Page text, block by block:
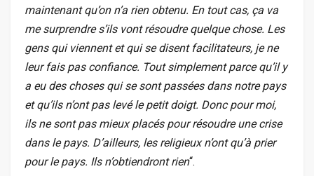
maintenant qu’on n’a rien obtenu. En tout cas, ça va
me surprendre s’ils vont résoudre quelque chose. Les
gens qui viennent et qui se disent facilitateurs, je ne
leur fais pas confiance. Tout simplement parce qu’il y
a eu des choses qui se sont passées dans notre pays
et qu’ils n’ont pas levé le petit doigt. Donc pour moi,
ils ne sont pas mieux placés pour résoudre une crise
dans le pays. D’ailleurs, les religieux n’ont qu’à prier
pour le pays. Ils n’obtiendront rien“.